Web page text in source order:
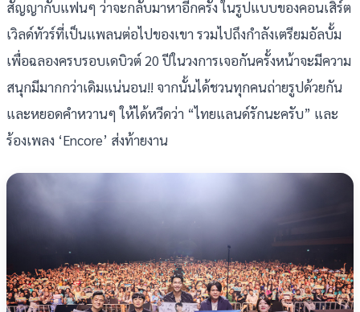
สัญญากับแฟนๆ ว่าจะกลับมาหาอีกครั้ง ในรูปแบบของคอนเสิร์ต
เวิลด์ทัวร์ที่เป็นแพลนต่อไปของเขา รวมไปถึงกำลังเตรียมอัลบั้ม
เพื่อฉลองครบรอบเดบิวต์ 20 ปีในวงการเจอกันครั้งหน้าจะมีความ
สนุกมีมากกว่าเดิมแน่นอน!! จากนั้นได้ชวนทุกคนถ่ายรูปด้วยกัน
และหยอดคำหวานๆ ให้ได้หวีดว่า “ไทยแลนด์รักนะครับ” และ
ร้องเพลง ‘Encore’ ส่งท้ายงาน